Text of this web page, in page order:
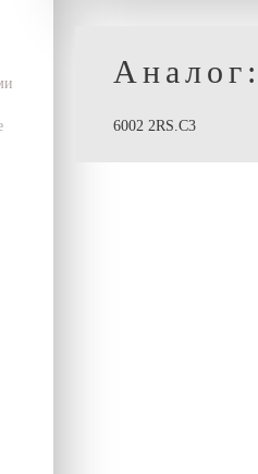
6002 2RS.C3